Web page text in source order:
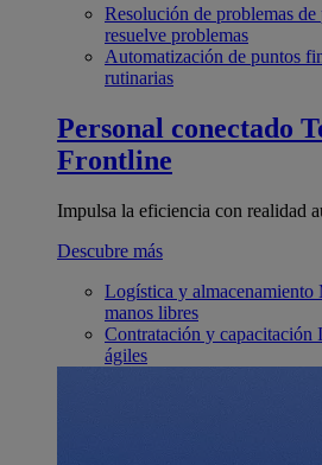
Resolución de problemas de
resuelve problemas
Automatización de puntos
rutinarias
Personal conectado
Frontline
Impulsa la eficiencia con realidad
Descubre más
Logística y almacenamiento
manos libres
Contratación y capacitación
ágiles